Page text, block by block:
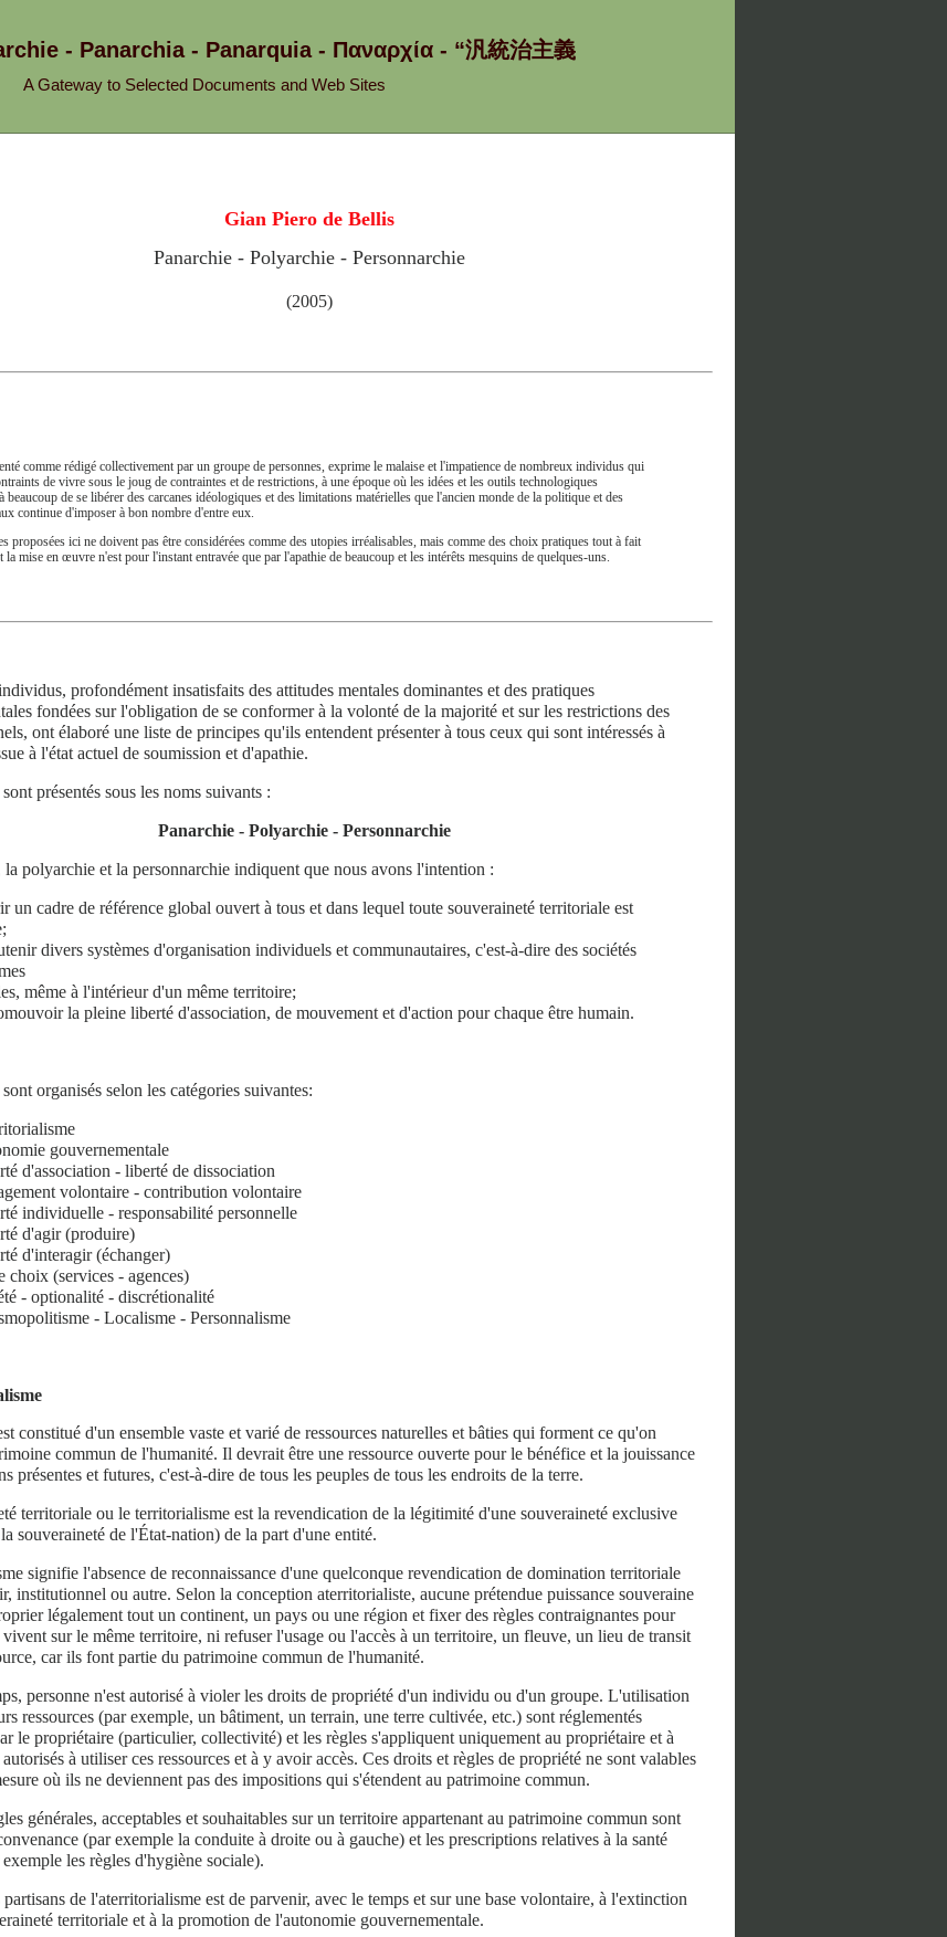
- Panarchia - Panarquia - Παναρχία - “汎統治主義
A Gateway to Selected Documents and Web Sites
Gian Piero de Bellis
Panarchie - Polyarchie - Personnarchie
(2005)
comme rédigé collectivement par un groupe de personnes, exprime le malaise et l'impatience de nombreux individus qui
de vivre sous le joug de contraintes et de restrictions, à une époque où les idées et les outils technologiques
beaucoup de se libérer des carcanes idéologiques et des limitations matérielles que l'ancien monde de la politique et des
continue d'imposer à bon nombre d'entre eux.
proposées ici ne doivent pas être considérées comme des utopies irréalisables, mais comme des choix pratiques tout à fait
la mise en œuvre n'est pour l'instant entravée que par l'apathie de beaucoup et les intérêts mesquins de quelques-uns.
profondément insatisfaits des attitudes mentales dominantes et des pratiques
fondées sur l'obligation de se conformer à la volonté de la majorité et sur les restrictions des
ont élaboré une liste de principes qu'ils entendent présenter à tous ceux qui sont intéressés à
à l'état actuel de soumission et d'apathie.
présentés sous les noms suivants :
Panarchie - Polyarchie - Personnarchie
la polyarchie et la personnarchie indiquent que nous avons l'intention :
un cadre de référence global ouvert à tous et dans lequel toute souveraineté territoriale est
divers systèmes d'organisation individuels et communautaires, c'est-à-dire des sociétés
même à l'intérieur d'un même territoire;
la pleine liberté d'association, de mouvement et d'action pour chaque être humain.
organisés selon les catégories suivantes:
gouvernementale
d'association - liberté de dissociation
volontaire - contribution volontaire
individuelle - responsabilité personnelle
d'agir (produire)
d'interagir (échanger)
choix (services - agences)
- optionalité - discrétionalité
- Localisme - Personnalisme
constitué d'un ensemble vaste et varié de ressources naturelles et bâties qui forment ce qu'on
commun de l'humanité. Il devrait être une ressource ouverte pour le bénéfice et la jouissance
présentes et futures, c'est-à-dire de tous les peuples de tous les endroits de la terre.
territoriale ou le territorialisme est la revendication de la légitimité d'une souveraineté exclusive
souveraineté de l'État-nation) de la part d'une entité.
signifie l'absence de reconnaissance d'une quelconque revendication de domination territoriale
institutionnel ou autre. Selon la conception aterritorialiste, aucune prétendue puissance souveraine
légalement tout un continent, un pays ou une région et fixer des règles contraignantes pour
sur le même territoire, ni refuser l'usage ou l'accès à un territoire, un fleuve, un lieu de transit
car ils font partie du patrimoine commun de l'humanité.
personne n'est autorisé à violer les droits de propriété d'un individu ou d'un groupe. L'utilisation
ressources (par exemple, un bâtiment, un terrain, une terre cultivée, etc.) sont réglementés
le propriétaire (particulier, collectivité) et les règles s'appliquent uniquement au propriétaire et à
à utiliser ces ressources et à y avoir accès. Ces droits et règles de propriété ne sont valables
où ils ne deviennent pas des impositions qui s'étendent au patrimoine commun.
générales, acceptables et souhaitables sur un territoire appartenant au patrimoine commun sont
(par exemple la conduite à droite ou à gauche) et les prescriptions relatives à la santé
les règles d'hygiène sociale).
de l'aterritorialisme est de parvenir, avec le temps et sur une base volontaire, à l'extinction
territoriale et à la promotion de l'autonomie gouvernementale.